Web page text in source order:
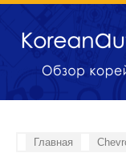
Главная